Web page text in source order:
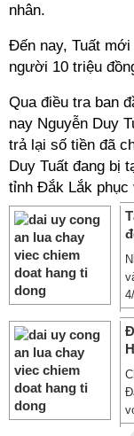
nhân.
Đến nay, Tuất
người 10 triệu
Qua điều tra ban
nay Nguyễn Duy
trả lại số tiền đã
Duy Tuất đang bị
tỉnh Đắk Lắk phục